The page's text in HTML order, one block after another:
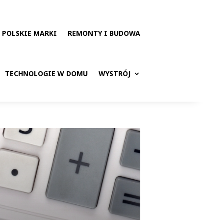
POLSKIE MARKI REMONTY I BUDOWA
TECHNOLOGIE W DOMU WYSTRÓJ